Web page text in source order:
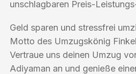
unschlagbaren Preis-
Geld sparen und stressfrei
Motto des Umzugskönig
Vertraue uns deinen Umzug
Adiyaman an und genieße